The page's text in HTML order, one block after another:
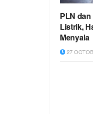
PLN
Listrik,
Menyala
27